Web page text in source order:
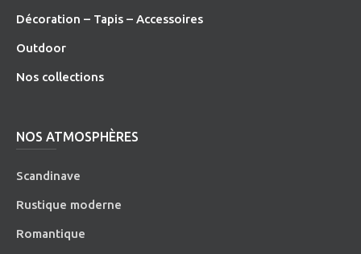
Décoration – Tapis – Accessoires
Outdoor
Nos collections
NOS ATMOSPHÈRES
Scandinave
Rustique moderne
Romantique